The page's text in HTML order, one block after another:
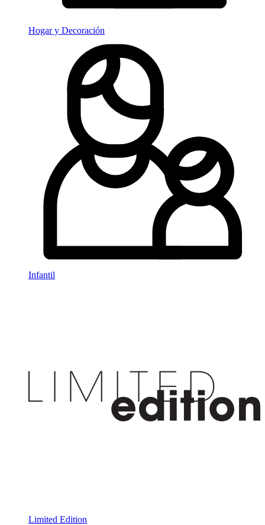
Hogar y Decoración
Infantil
Limited Edition